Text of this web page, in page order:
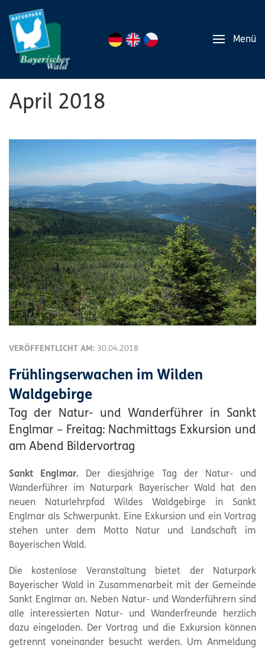
Menü
April 2018
VERÖFFENTLICHT AM: 30.04.2018
Frühlingserwachen im Wilden
Waldgebirge
Tag der Natur- und Wanderführer in Sankt
Englmar – Freitag: Nachmittags Exkursion und
am Abend Bildervortrag
Sankt Englmar. Der diesjährige Tag der Natur- und
Wanderführer im
Naturpark Bayerischer Wald hat den
neuen Naturlehrpfad Wildes Waldgebirge in Sankt
Englmar als Schwerpunkt. Eine Exkursion und ein Vortrag
stehen unter dem Motto Natur und Landschaft im
Bayerischen Wald.
Die kostenlose Veranstaltung bietet der
Naturpark
Bayerischer Wald in Zusammenarbeit mit der Gemeinde
Sankt Englmar an. Neben Natur- und Wanderführern sind
alle interessierten Natur- und Wanderfreunde herzlich
dazu eingeladen. Der Vortrag und die Exkursion können
getrennt voneinander besucht werden. Um Anmeldung